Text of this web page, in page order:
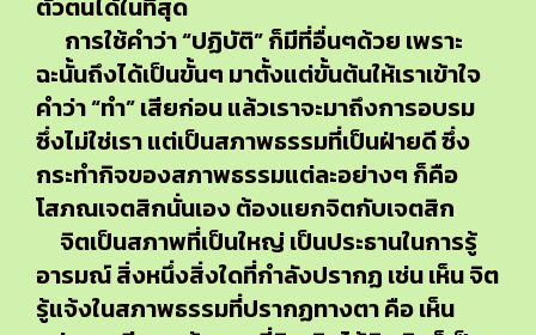
ตัวตนได้ในที่สุด
การใช้คำว่า “ปฏิบัติ” ก็มีที่อื่นๆด้วย เพราะ
ฉะนั้นถึงได้เป็นขั้นๆ มาตั้งแต่ขั้นต้นให้เราเข้าใจ
คำว่า “ทำ” เสียก่อน แล้วเราจะมาถึงการอบรม
ซึ่งไม่ใช่เรา แต่เป็นสภาพธรรมที่เป็นฝ่ายดี ซึ่ง
กระทำกิจของสภาพธรรมแต่ละอย่างๆ ก็คือ
โสภณเจตสิกนั่นเอง ต้องแยกจิตกับเจตสิก
จิตเป็นสภาพที่เป็นใหญ่ เป็นประธานในการรู้
อารมณ์ สิ่งหนึ่งสิ่งใดที่กำลังปรากฏ เช่น เห็น จิต
รู้แจ้งในสภาพธรรมที่ปรากฏทางตา คือ เห็น